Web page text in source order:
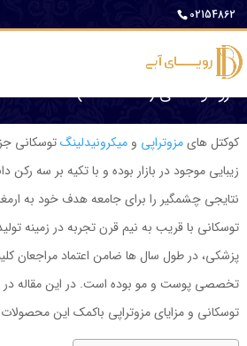
02154862
مزو توسکانی (TOSKANI)
کوکتل هایمزوتراپی ومیکرونیدلینگتوسکانی
زیبایی موجود در بازار بوده و با تکیه بر سه
نتایجی چشمگیر را برای جامعه هدف خود به
توسکانی با قریب به نیم قرن تجربه در زمینه
پزشکی، در طول سال ها ضامن اعتماد مراجعان
تخصصی پوست و مو بوده است. در این مقاله در
توسکانی و مزایای مزوتراپی باکمک این